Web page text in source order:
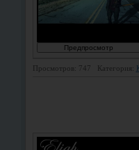
Просмотров: 747 Категория: